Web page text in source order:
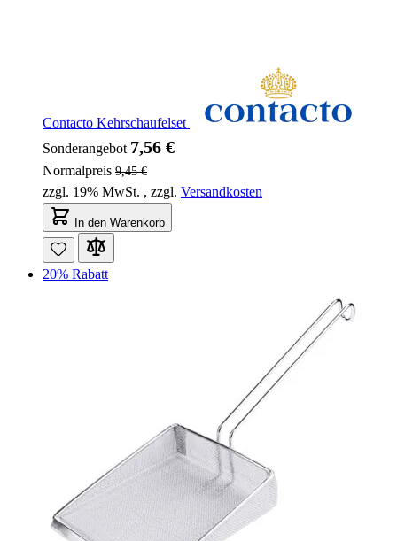
Contacto Kehrschaufelset
Sonderangebot 7,56 €
Normalpreis 9,45 €
zzgl. 19% MwSt. , zzgl. Versandkosten
In den Warenkorb
20% Rabatt